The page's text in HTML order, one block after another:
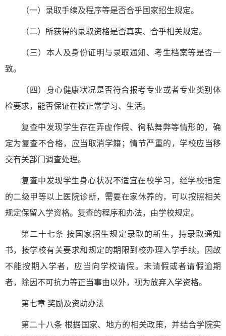
（一）录取手续及程序等是否合乎国家招生规定。
（二）所获得的录取资格是否真实、合乎相关规定。
（三）本人及身份证明与录取通知、考生档案等是否一
致。
（四）身心健康状况是否符合报考专业或者专业类别体
检要求，能否保证在校正常学习、生活。
复查中发现学生存在弄虚作假、徇私舞弊等情形的，确
定为复查不合格，应当取消学籍；情节严重的，学校应当移
交有关部门调查处理。
复查中发现学生身心状况不适宜在校学习，经学校指定
的二级甲等以上医院诊断，需要在家休养的，可以按照相关
规定保留入学资格。复查的程序和办法，由学校规定。
第二十七条 按国家招生规定录取的新生，持录取通知
书，按学校有关要求和规定的期限到校办理入学手续。因故
不能按期入学者，应当向学校请假。未请假或者请假逾期
者，除因不可抗力等正当事由以外，视为放弃入学资格。
第七章 奖励及资助办法
第二十八条 根据国家、地方的相关政策，并结合学院实